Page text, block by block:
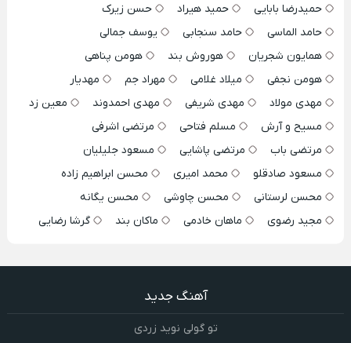
حمیدرضا بابایی
حمید هیراد
حسن زیرک
حامد الماسی
حامد سنجابی
یوسف جمالی
همایون شجریان
هوروش بند
هومن پناهی
هومن نجفی
میلاد غلامی مهراد جم
مهدیار
مهدی مولاد
مهدی شریفی مهدی احمدوند
معین زد
مسیح و آرش
مسلم فتاحی
مرتضی اشرفی
مرتضی باب
مرتضی پاشایی
مسعود جلیلیان
مسعود صادقلو
محمد امیری
محسن ابراهیم زاده
محسن لرستانی
محسن چاوشی
محسن یگانه
مجید رضوی
ماهان خادمی ماکان بند گرشا رضایی
آهنگ جدید
تو گولی نوید زردی